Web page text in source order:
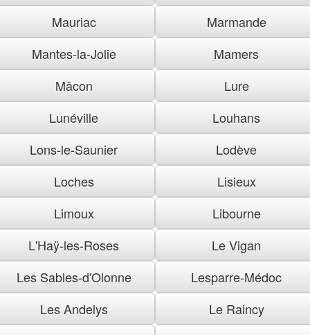
Mauriac
Marmande
Mantes-la-Jolie
Mamers
Mâcon
Lure
Lunéville
Louhans
Lons-le-Saunier
Lodève
Loches
Lisieux
Limoux
Libourne
L'Haÿ-les-Roses
Le Vigan
Les Sables-d'Olonne
Lesparre-Médoc
Les Andelys
Le Raincy